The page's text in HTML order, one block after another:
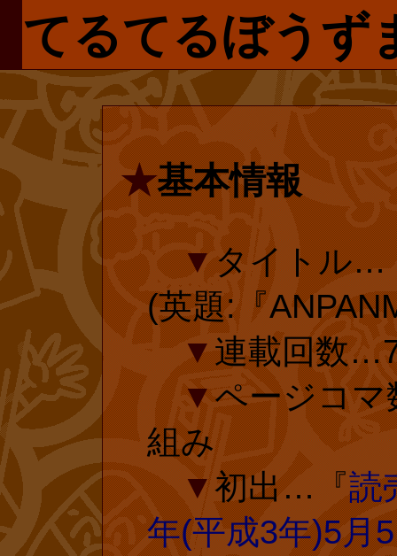
くらんぼ』をど
たします!
amazon.com.jp
を望んだ訳では
生自身の原作を
ン』しか知らな
えたいという期
ど、オフィシャ
買い求めるのは
のマニアだけで
やなせ先生が
年の2014年(平
を更に煽るよう
ょくぱんまん』
『しょくぱんま
ン』 について
んか?
は再販売される
にはユーザー登
なのでご安心く
■『とべ!
前&未収録)(
作)、たまき
投票ページ
さまの投票
コム
てるてるぼうず
★基本情報
▼タイトル…
(英題:『
▼連載回数
▼ページコ
組み
▼初出…『読
年(平成3年)5月